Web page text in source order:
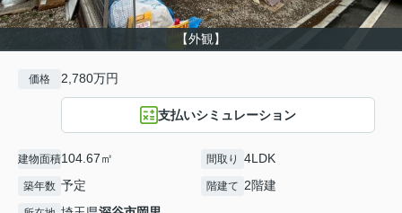
【外観】
価格 2,780万円
支払いシミュレーション
建物面積104.67㎡ 間取り 4LDK
築年数 予定 階建て 2階建